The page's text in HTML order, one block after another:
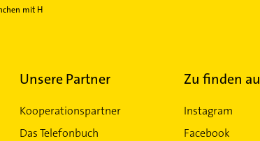
mit H
Unsere Partner
Kooperationspartner
Das Telefonbuch
Zu finden
Instagram
Facebook